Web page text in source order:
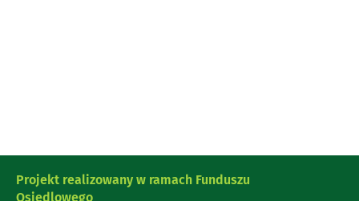
Projekt realizowany w ramach Funduszu
Osiedlowego